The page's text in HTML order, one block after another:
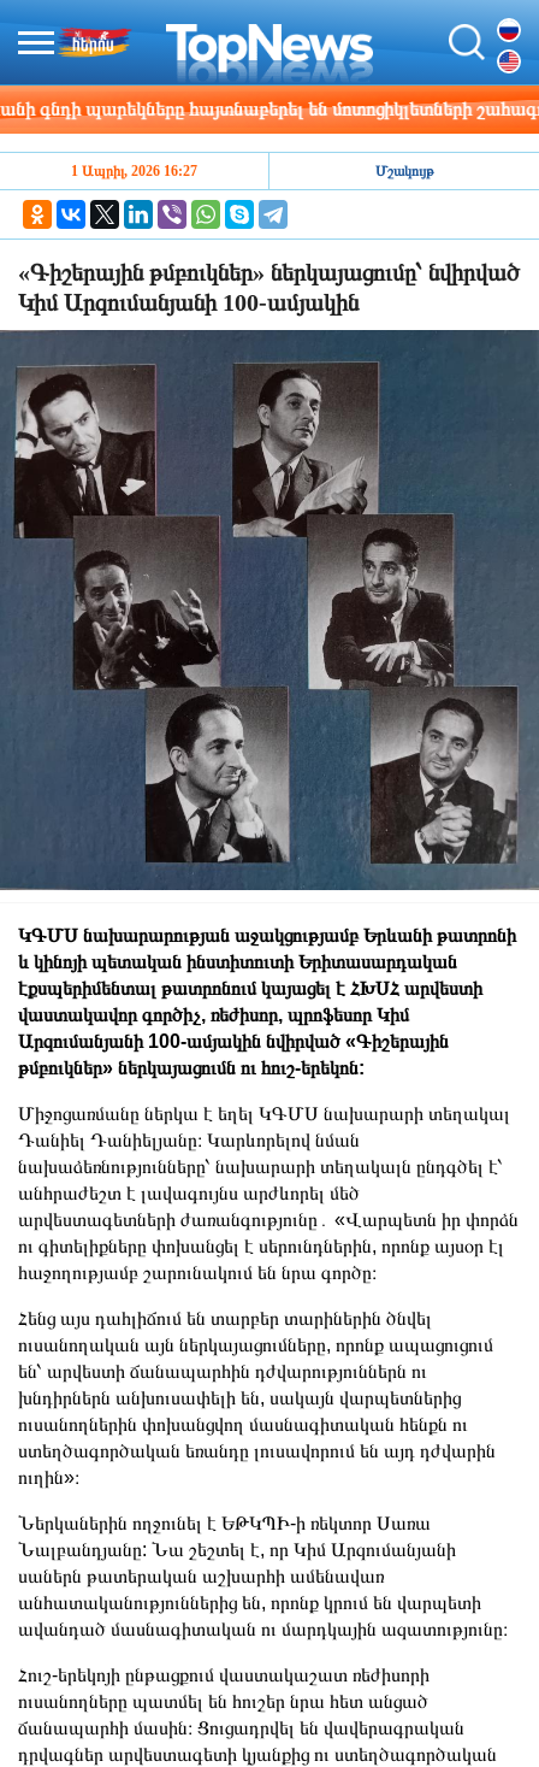
հայտնաբերել են մոտոցիկլետների շահագործման
1 Ապրիլ, 2026 16:27 Մշակույթ
«Գիշերային թմբուկներ» ներկայացումը՝ նվիրված
Կիմ Արզումանյանի 100-ամյակին
ԿԳՄՍ նախարարության աջակցությամբ Երևանի թատրոնի
և կինոյի պետական ինստիտուտի Երիտասարդական
էքսպերիմենտալ թատրոնում կայացել է ՀԽՍՀ արվեստի
վաստակավոր գործիչ, ռեժիսոր, պրոֆեսոր Կիմ
Արզումանյանի 100-ամյակին նվիրված «Գիշերային
թմբուկներ» ներկայացումն ու հուշ-երեկոն:
Միջոցառմանը ներկա է եղել ԿԳՄՍ նախարարի տեղակալ
Դանիել Դանիելյանը։ Կարևորելով նման
նախաձեռնությունները՝ նախարարի տեղակալն ընդգծել է՝
անհրաժեշտ է լավագույնս արժևորել մեծ
արվեստագետների ժառանգությունը․ «Վարպետն իր փորձն
ու գիտելիքները փոխանցել է սերունդներին, որոնք այսօր էլ
հաջողությամբ շարունակում են նրա գործը։
Հենց այս դահլիճում են տարբեր տարիներին ծնվել
ուսանողական այն ներկայացումները, որոնք ապացուցում
են՝ արվեստի ճանապարհին դժվարություններն ու
խնդիրներն անխուսափելի են, սակայն վարպետներից
ուսանողներին փոխանցվող մասնագիտական հենքն ու
ստեղծագործական եռանդը լուսավորում են այդ դժվարին
ուղին»։
Ներկաներին ողջունել է ԵԹԿՊԻ-ի ռեկտոր Սառա
Նալբանդյանը: Նա շեշտել է, որ Կիմ Արզումանյանի
սաներն թատերական աշխարհի ամենավառ
անհատականություններից են, որոնք կրում են վարպետի
ավանդած մասնագիտական ու մարդկային ազատությունը։
Հուշ-երեկոյի ընթացքում վաստակաշատ ռեժիսորի
ուսանողները պատմել են հուշեր նրա հետ անցած
ճանապարհի մասին։ Ցուցադրվել են վավերագրական
դրվագներ արվեստագետի կյանքից ու ստեղծագործական